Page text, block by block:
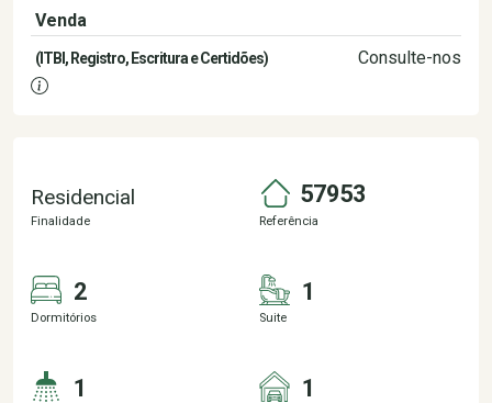
Venda
(ITBI, Registro, Escritura e Certidões) Consulte-nos
Residencial
Finalidade
57953
Referência
2
Dormitórios
1
Suite
1 1